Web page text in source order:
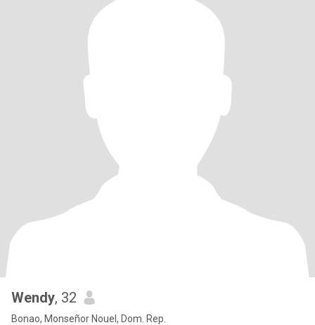
Wendy, 32
Bonao, Monseñor Nouel, Dom. Rep.